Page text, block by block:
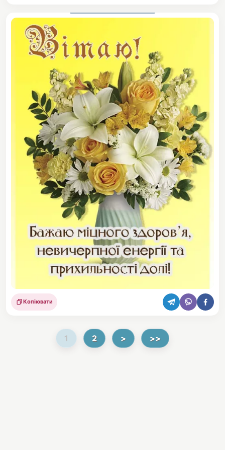
Поділитися
Копіювати
1 2 > >>